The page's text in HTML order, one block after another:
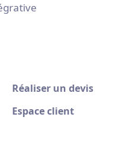
Réaliser un devis
Espace client